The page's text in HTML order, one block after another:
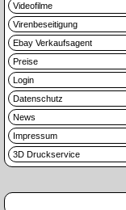
Videofilme
Virenbeseitigung
Ebay Verkaufsagent
Preise
Login
Datenschutz
News
Impressum
3D Druckservice